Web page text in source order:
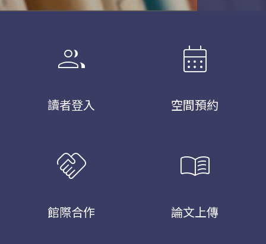
group
讀者登入
calendar_month
空間預約
handshake
館際合作
menu_book
論文上傳